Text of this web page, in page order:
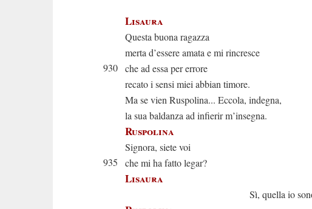
Lisaura
Questa buona ragazza
merta d’essere amata e mi rincresce
930 che ad essa per errore
recato i sensi miei abbian timore.
Ma se vien Ruspolina... Eccola, indegna,
la sua baldanza ad infierir m’insegna.
Ruspolina
Signora, siete voi
935
che mi ha fatto legar?
Lisaura
Sì, quella io